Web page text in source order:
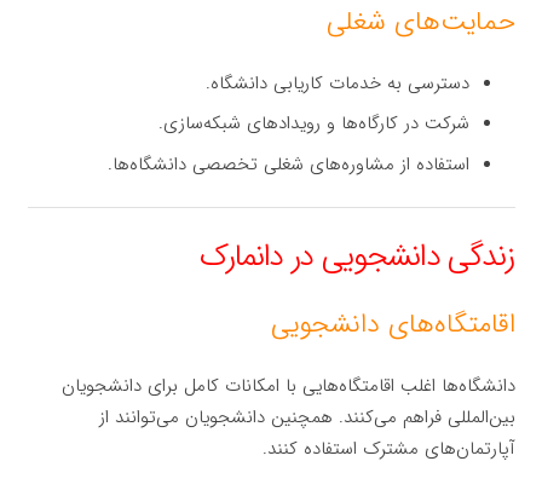
حمایت‌های شغلی
دسترسی به خدمات کاریابی دانشگاه.
شرکت در کارگاه‌ها و رویدادهای شبکه‌سازی.
استفاده از مشاوره‌های شغلی تخصصی دانشگاه‌ها.
زندگی دانشجویی در دانمارک
اقامتگاه‌های دانشجویی
دانشگاه‌ها اغلب اقامتگاه‌هایی با امکانات کامل برای دانشجویان
بین‌المللی فراهم می‌کنند. همچنین دانشجویان می‌توانند از
آپارتمان‌های مشترک استفاده کنند.